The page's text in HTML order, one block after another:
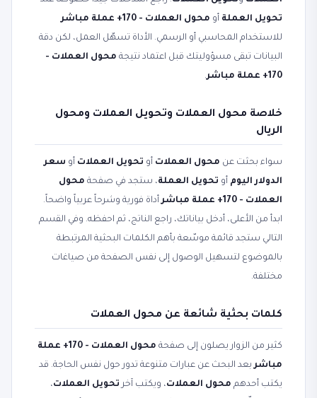
تحويل العملة أو محول العملات - 170+ عملة مباشر
للاستخدام المحاسبي أو الرسمي. الأداة تسهّل العمل، لكن دقة
البيانات تبقى مسؤوليتك قبل اعتماد نتيجة محول العملات -
170+ عملة مباشر
.
خلاصة محول العملات وتحويل العملات ومحول
الريال
سواء بحثت عن محول العملات أو تحويل العملات أو سعر
الدولار اليوم أو تحويل العملة، ستجد في صفحة محول
العملات - 170+ عملة مباشر
أداة فورية وشرحاً عربياً واضحاً.
ابدأ من الأعلى، أدخل بياناتك، راجع الناتج، ثم احفظه. وفي القسم
التالي ستجد قائمة موسّعة بأهم الكلمات البحثية المرتبطة
بالموضوع لتسهيل الوصول إلى نفس الصفحة من صياغات
مختلفة.
كلمات بحثية شائعة عن محول العملات
كثير من الزوار يصلون إلى صفحة
محول العملات - 170+ عملة
مباشربعد البحث عن عبارات متنوعة تدور حول نفس الحاجة. قد
يكتب أحدهم محول العملات، ويكتب آخر تحويل العملات،